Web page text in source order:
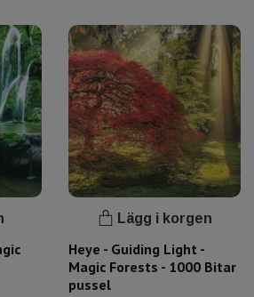
Lägg i korgen
Heye - Guiding Light -
Magic Forests - 1000 Bitar
pussel